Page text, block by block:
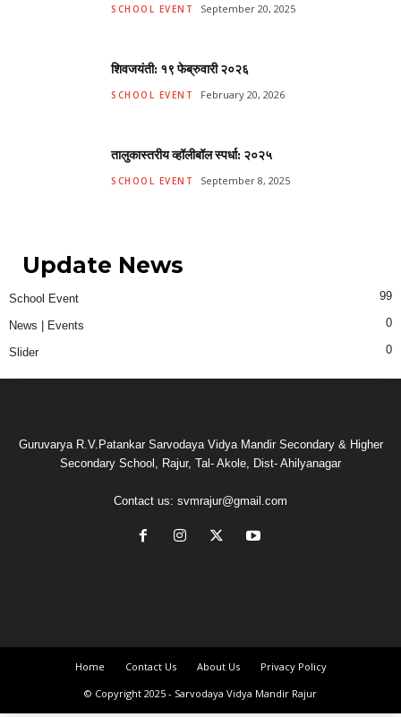
SCHOOL EVENT September 20, 2025
शिवजयंती: १९ फेब्रुवारी २०२६
SCHOOL EVENT February 20, 2026
तालुकास्तरीय व्हॉलीबॉल स्पर्धा: २०२५
SCHOOL EVENT September 8, 2025
Update News
School Event 99
News | Events 0
Slider 0
Guruvarya R.V.Patankar Sarvodaya Vidya Mandir Secondary & Higher
Secondary School, Rajur, Tal- Akole, Dist- Ahilyanagar
Contact us: svmrajur@gmail.com
Home Contact Us About Us
Privacy Policy
© Copyright 2025 - Sarvodaya Vidya Mandir Rajur